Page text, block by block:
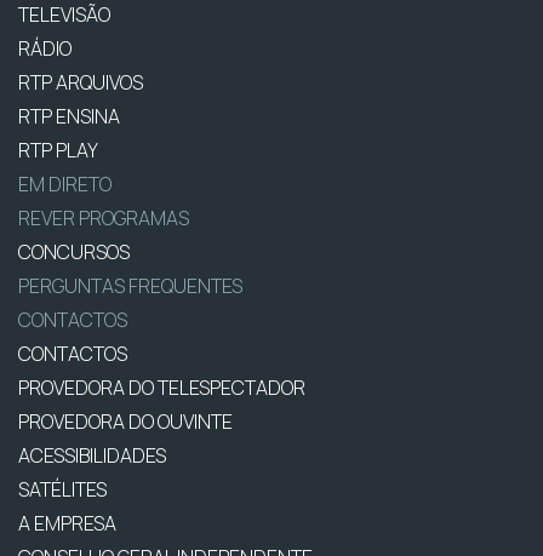
TELEVISÃO
RÁDIO
RTP ARQUIVOS
RTP ENSINA
RTP PLAY
EM DIRETO
REVER PROGRAMAS
CONCURSOS
PERGUNTAS FREQUENTES
CONTACTOS
CONTACTOS
PROVEDORA DO TELESPECTADOR
PROVEDORA DO OUVINTE
ACESSIBILIDADES
SATÉLITES
A EMPRESA